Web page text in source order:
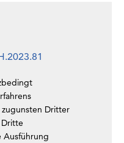
Dritter
Ausführung